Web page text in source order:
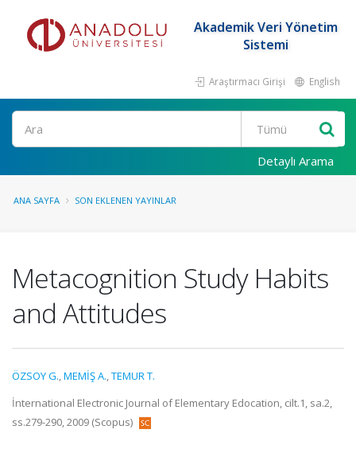
Akademik Veri Yönetim
Sistemi
Araştırmacı Girişi English
Ara
Detaylı Arama
ANA SAYFA SON EKLENEN YAYINLAR
Metacognition Study Habits
and Attitudes
ÖZSOY G.,MEMİŞ A.,TEMUR T.
İnternational Electronic Journal of Elementary Edocation, cilt.1, sa.2,
ss.279-290, 2009 (Scopus)